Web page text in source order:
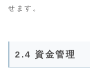
せます。
2.4 資金管理